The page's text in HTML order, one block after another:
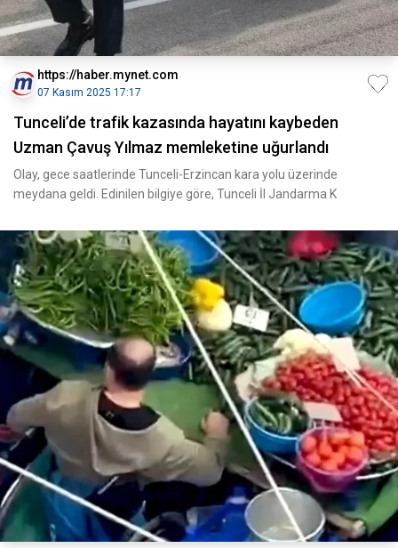
https://haber.mynet.com
07 Kasım 2025 17:17
Tunceli’de trafik kazasında hayatını kaybeden
Uzman Çavuş Yılmaz memleketine uğurlandı
Olay, gece saatlerinde Tunceli-Erzincan kara yolu üzerinde
meydana geldi. Edinilen bilgiye göre, Tunceli İl Jandarma K